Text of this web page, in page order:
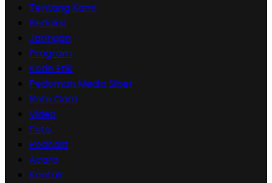
Tentang Kami
Redaksi
Jaringan
Program
Kode Etik
Pedoman Media Siber
Rate Card
Video
Foto
Podcast
Acara
Kontak